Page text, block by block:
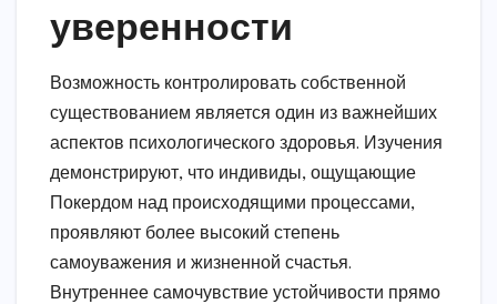
уверенности
Возможность контролировать собственной
существованием является один из важнейших
аспектов психологического здоровья. Изучения
демонстрируют, что индивиды, ощущающие
Покердом над происходящими процессами,
проявляют более высокий степень
самоуважения и жизненной счастья.
Внутреннее самочувствие устойчивости прямо